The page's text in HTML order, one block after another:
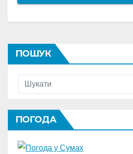
ПОШУК
ПОГОДА